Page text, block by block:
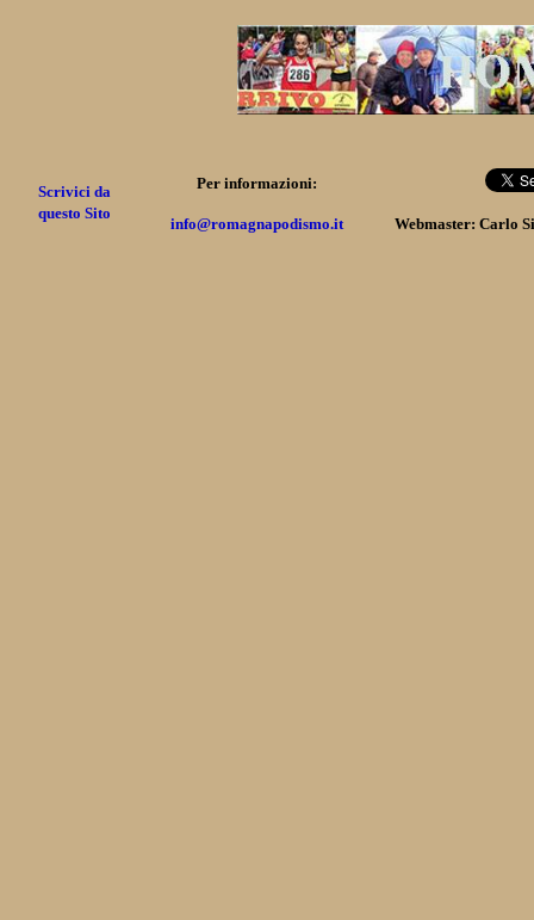
Scrivici da
questo Sito
Per informazioni:
info@romagnapodismo.it Webmaster: Carlo